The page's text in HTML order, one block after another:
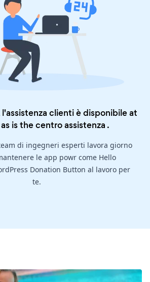
clienti è disponibile at
is thecentro assistenza .
di ingegneri esperti lavora giorno
le app powr come Hello
Donation Button al lavoro per
te.